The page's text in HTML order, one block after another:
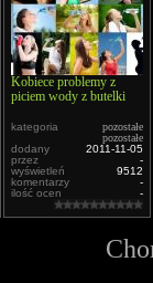
Kobiece problemy z
piciem wody z butelki
kategoria
pozostałe
pozostałe
dodany
2011-11-05
przez
-
wyświetleń
9512
komentarzy
-
ilość ocen
-